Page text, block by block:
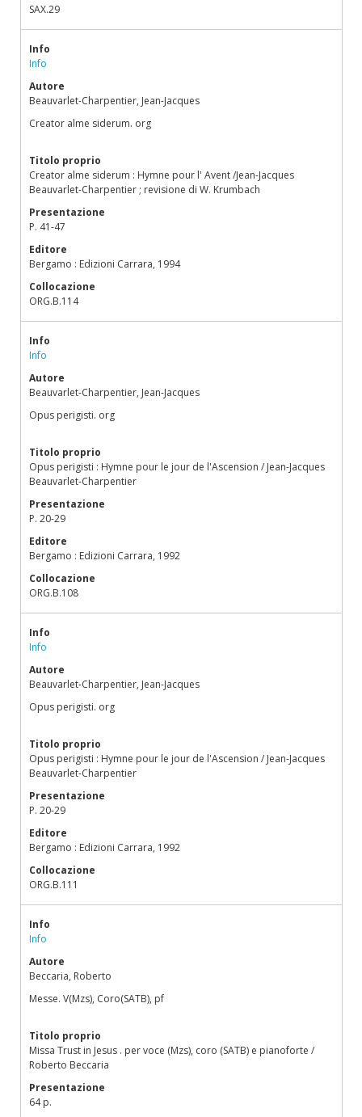
SAX.29
Info
Info
Autore
Beauvarlet-Charpentier, Jean-Jacques
Creator alme siderum. org
Titolo proprio
Creator alme siderum : Hymne pour l' Avent /Jean-Jacques
Beauvarlet-Charpentier ; revisione di W. Krumbach
Presentazione
P. 41-47
Editore
Bergamo : Edizioni Carrara, 1994
Collocazione
ORG.B.114
Info
Info
Autore
Beauvarlet-Charpentier, Jean-Jacques
Opus perigisti. org
Titolo proprio
Opus perigisti : Hymne pour le jour de l'Ascension / Jean-Jacques
Beauvarlet-Charpentier
Presentazione
P. 20-29
Editore
Bergamo : Edizioni Carrara, 1992
Collocazione
ORG.B.108
Info
Info
Autore
Beauvarlet-Charpentier, Jean-Jacques
Opus perigisti. org
Titolo proprio
Opus perigisti : Hymne pour le jour de l'Ascension / Jean-Jacques
Beauvarlet-Charpentier
Presentazione
P. 20-29
Editore
Bergamo : Edizioni Carrara, 1992
Collocazione
ORG.B.111
Info
Info
Autore
Beccaria, Roberto
Messe. V(Mzs), Coro(SATB), pf
Titolo proprio
Missa Trust in Jesus . per voce (Mzs), coro (SATB) e pianoforte /
Roberto Beccaria
Presentazione
64 p.